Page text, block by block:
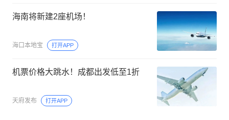
海南将新建2座机场！
海口本地宝 打开APP
机票价格大跳水！成都出发低至1折
天府发布 打开APP